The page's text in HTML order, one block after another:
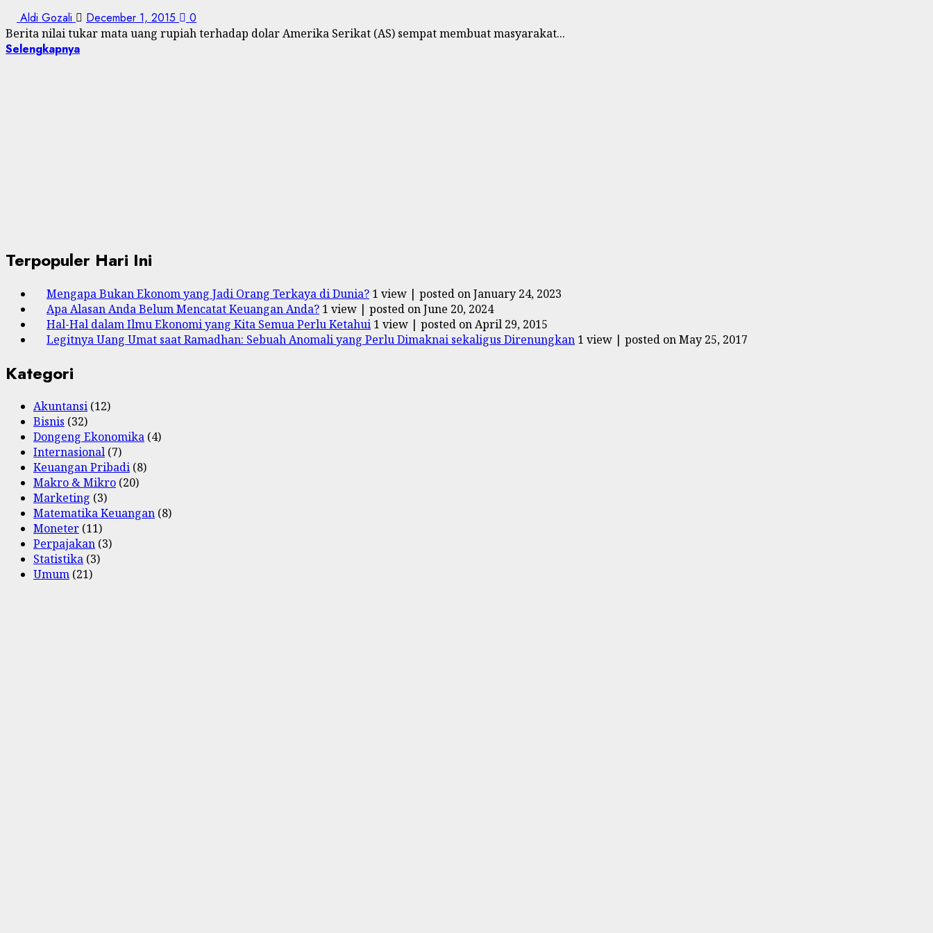
Aldi Gozali December 1, 2015 0
Berita nilai tukar mata uang rupiah terhadap dolar Amerika Serikat (AS) sempat membuat masyarakat...
Selengkapnya
Terpopuler Hari Ini
Mengapa Bukan Ekonom yang Jadi Orang Terkaya di Dunia? 1 view | posted on January 24, 2023
Apa Alasan Anda Belum Mencatat Keuangan Anda? 1 view | posted on June 20, 2024
Hal-Hal dalam Ilmu Ekonomi yang Kita Semua Perlu Ketahui 1 view | posted on April 29, 2015
Legitnya Uang Umat saat Ramadhan: Sebuah Anomali yang Perlu Dimaknai sekaligus Direnungkan 1 view | posted on May 25, 2017
Kategori
Akuntansi (12)
Bisnis (32)
Dongeng Ekonomika (4)
Internasional (7)
Keuangan Pribadi (8)
Makro & Mikro (20)
Marketing (3)
Matematika Keuangan (8)
Moneter (11)
Perpajakan (3)
Statistika (3)
Umum (21)